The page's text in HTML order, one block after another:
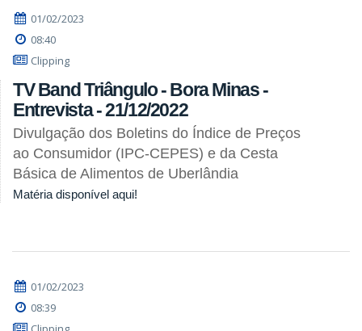
01/02/2023
08:40
Clipping
TV Band Triângulo - Bora Minas -
Entrevista - 21/12/2022
Divulgação dos Boletins do Índice de Preços
ao Consumidor (IPC-CEPES) e da Cesta
Básica de Alimentos de Uberlândia
Matéria disponível aqui!
01/02/2023
08:39